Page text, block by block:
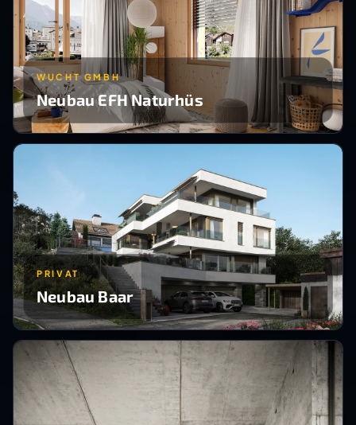
WUCHT GMBH
Neubau EFH Naturhüs
PRIVAT
Neubau Baar